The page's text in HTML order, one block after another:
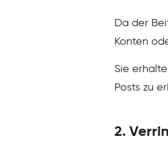
Da der
Konten
Sie
Posts zu
2.